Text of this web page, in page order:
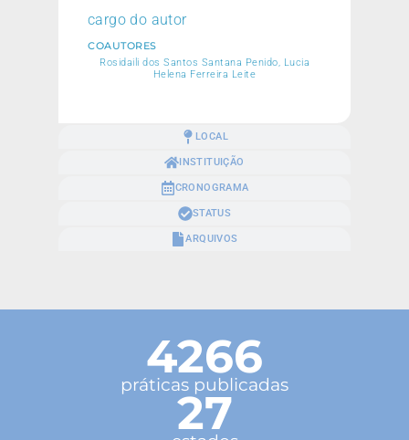
LOCAL
INSTITUIÇÃO
CRONOGRAMA
STATUS
ARQUIVOS
cargo do autor
COAUTORES
Rosidaili dos Santos Santana Penido, Lucia
Helena Ferreira Leite
4266
práticas publicadas
27